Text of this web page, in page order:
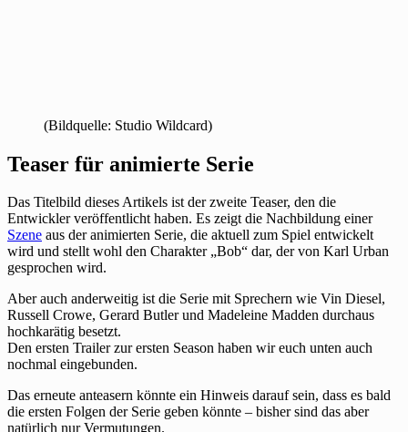
(Bildquelle: Studio Wildcard)
Teaser für animierte Serie
Das Titelbild dieses Artikels ist der zweite Teaser, den die
Entwickler veröffentlicht haben. Es zeigt die Nachbildung einer
Szene aus der animierten Serie, die aktuell zum Spiel entwickelt
wird und stellt wohl den Charakter „Bob“ dar, der von Karl Urban
gesprochen wird.
Aber auch anderweitig ist die Serie mit Sprechern wie Vin Diesel,
Russell Crowe, Gerard Butler und Madeleine Madden durchaus
hochkarätig besetzt.
Den ersten Trailer zur ersten Season haben wir euch unten auch
nochmal eingebunden.
Das erneute anteasern könnte ein Hinweis darauf sein, dass es bald
die ersten Folgen der Serie geben könnte – bisher sind das aber
natürlich nur Vermutungen.